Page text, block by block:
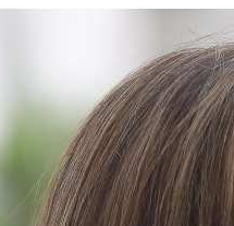
Deportes
Opinión
Señal 2